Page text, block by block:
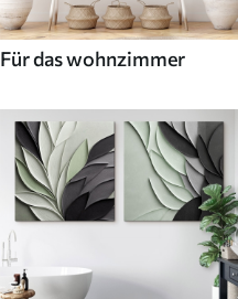
Für das wohnzimmer